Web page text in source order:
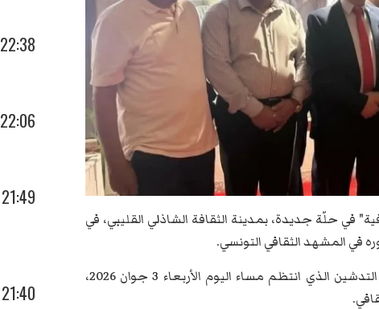
في حلّة جديدة، بمدينة الثقافة الشاذلي القليبي، في
في المشهد الثقافي التونسي.
واشرفت وزيرة الشؤون الثقافية، أمينة الصرارفي، على حفل التدشين الذي انتظم مساء اليوم الأربعاء 3 جوان 2026،
22:38
22:06
21:49
21:40